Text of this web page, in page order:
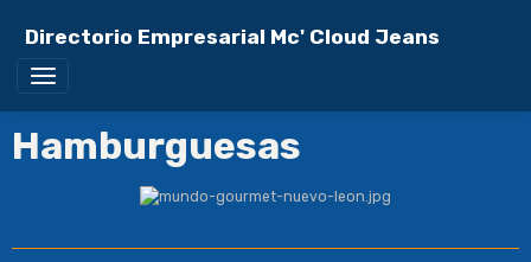
Directorio Empresarial Mc' Cloud Jeans
Hamburguesas